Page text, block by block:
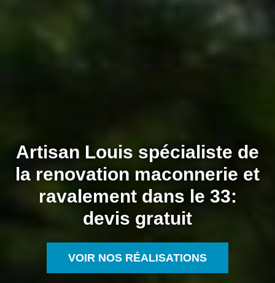
Artisan Louis spécialiste de
la renovation maconnerie et
ravalement dans le 33:
devis gratuit
VOIR NOS RÉALISATIONS